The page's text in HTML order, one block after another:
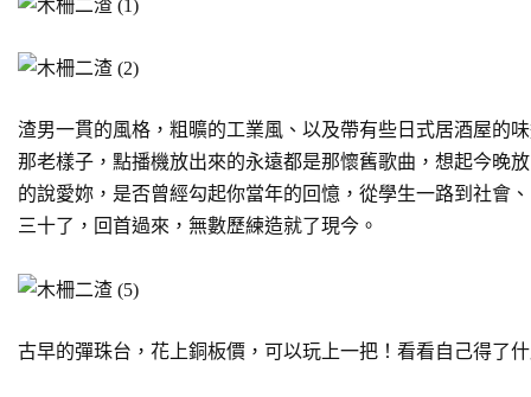
渣男一貫的風格，粗曠的工業風、以及帶有些日式居酒屋的
那老樣子，點播機放出來的永遠都是那懷舊歌曲，想起今晚
的說愛妳，是否曾經勾起你當年的回憶，從學生一路到社會
三十了，回首過來，無數歷練造就了現今。
古早的彈珠台，花上銅板價，可以玩上一把！看看自己得了